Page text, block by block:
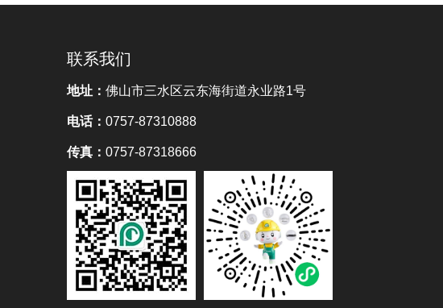
联系我们
地址： 佛山市三水区云东海街道永业路1号
电话： 0757-87310888
传真： 0757-87318666